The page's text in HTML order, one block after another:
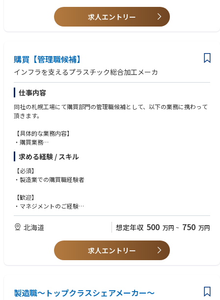
求人エントリー
購買【管理職候補】
インフラを支えるプラスチック総合加工メーカ
仕事内容
同社の札幌工場にて購買部門の管理職候補として、以下の業務に携わって
頂きます。
【具体的な業務内容】
・購買業務
・コストダウン、納期管理
・業務改善効率化
・外注管理、工数管理
・新規仕入先の開拓
商品群：電柱標識板、支線ガード、電線防護管、間接活線工具等
求める経験 / スキル
【必須】
・製造業での購買職経験者
【歓迎】
・マネジメントのご経験
・樹脂成形業界でのご経験
北海道 想定年収 500 万円 ~ 750 万円
求人エントリー
製造職～トップクラスシェアメーカー～